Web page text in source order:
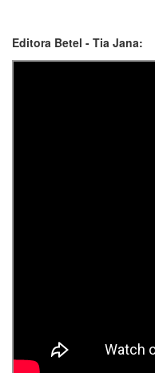
Editora Betel - Tia Jana: